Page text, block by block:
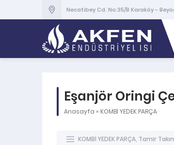
Necatibey Cd. No:35/B Karaköy -
Eşanjör Oringi
Anasayfa » KOMBİ YEDEK PARÇA
KOMBİ YEDEK PARÇA Tamir